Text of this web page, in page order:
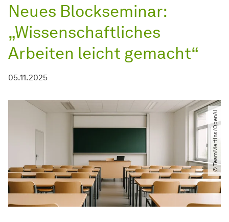
Neues Blockseminar:
„Wissenschaftliches
Arbeiten leicht gemacht“
05.11.2025
© TeamMertins​/​OpenAI